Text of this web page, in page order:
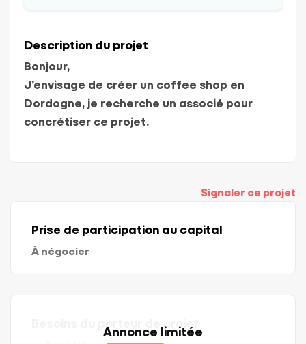
Description du projet
Bonjour,
J’envisage de créer un coffee shop en
Dordogne, je recherche un associé pour
concrétiser ce projet.
Signaler ce projet
Prise de participation au capital
À négocier
Besoins du porteur de projet
Annonce limitée